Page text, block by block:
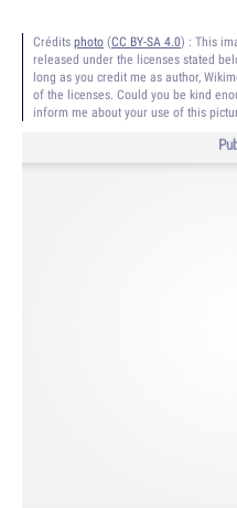
Crédits photo (CC BY-SA 4.0) : This
released under the licenses stated
long as you credit me as author,
of the licenses. Could you be kind
inform me about your use of this